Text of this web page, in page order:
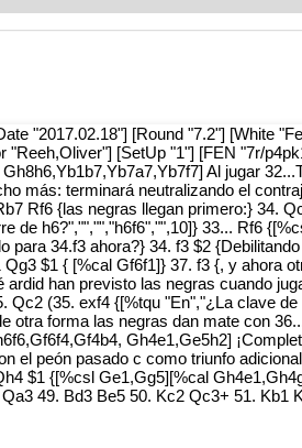
personalised
"2017.02.18"] [Round "7.2"] [White
[SetUp "1"] [FEN "7r/
Al jugar
más: terminará neutralizando el
Rf6 {las negras llegan primero:} 34.
de h6?","","","h6f6","",10]} 33... Rf6
para 34.f3 ahora?} 34. f3 $2
$1 { [%cal Gf6f1]} 37. f3 {, y ahora
han previsto las negras cuando
Qc2 (35. exf4 {[%tqu "En","¿La clave
forma las negras dan mate con
Gh4e1,Ge5h2]
el peón pasado c como triunfo
$1 {[%csl Ge1,Gg5][%cal
49. Bd3 Be5 50. Kc2 Qc3+ 51.